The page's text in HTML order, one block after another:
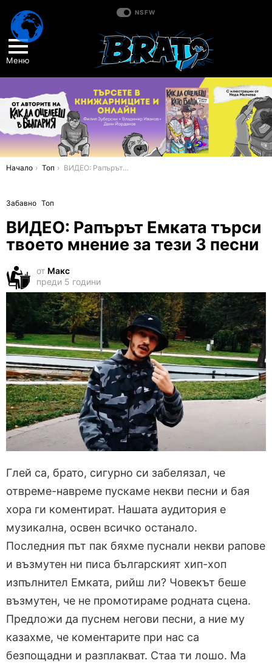
NSFW
Меню
You are here:
Начало Топ ВИДЕО: Рапърът Емката търси твоето мнение за тези 3 песни
Забавно Топ
ВИДЕО: Рапърът Емката търси
твоето мнение за тези 3 песни
от Макс
преди 5 години
Глей са, брато, сигурно си забелязал, че
отвреме-навреме пускаме некви песни и бая
хора ги коментират. Нашата аудитория е
музикална, освен всичко останало.
Последния път пак бяхме пуснали некви рапове
и възмутен ни писа българският хип-хоп
изпълнител Емката, рийш ли? Човекът беше
възмутен, че не промотираме родната сцена.
Предложи да пуснем негови песни, а ние му
казахме, че коментарите при нас са
безпощадни и разплакват. Стаа ти лошо. Ма